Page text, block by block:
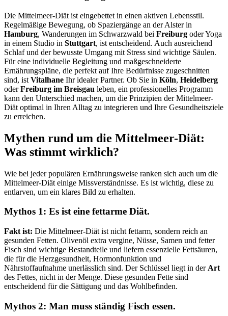
Die Mittelmeer-Diät ist eingebettet in einen aktiven Lebensstil.
Regelmäßige Bewegung, ob Spaziergänge an der Alster in
Hamburg, Wanderungen im Schwarzwald bei Freiburg oder Yoga
in einem Studio in Stuttgart, ist entscheidend. Auch ausreichend
Schlaf und der bewusste Umgang mit Stress sind wichtige Säulen.
Für eine individuelle Begleitung und maßgeschneiderte
Ernährungspläne, die perfekt auf Ihre Bedürfnisse zugeschnitten
sind, ist Vitalhane Ihr idealer Partner. Ob Sie in Köln, Heidelberg
oderFreiburg im Breisgau leben, ein professionelles Programm
kann den Unterschied machen, um die Prinzipien der Mittelmeer-
Diät optimal in Ihren Alltag zu integrieren und Ihre Gesundheitsziele
zu erreichen.
Mythen rund um die Mittelmeer-Diät:
Was stimmt wirklich?
Wie bei jeder populären Ernährungsweise ranken sich auch um die
Mittelmeer-Diät einige Missverständnisse. Es ist wichtig, diese zu
entlarven, um ein klares Bild zu erhalten.
Mythos 1: Es ist eine fettarme Diät.
Fakt ist: Die Mittelmeer-Diät ist nicht fettarm, sondern reich an
gesunden Fetten. Olivenöl extra vergine, Nüsse, Samen und fetter
Fisch sind wichtige Bestandteile und liefern essenzielle Fettsäuren,
die für die Herzgesundheit, Hormonfunktion und
Nährstoffaufnahme unerlässlich sind. Der Schlüssel liegt in der Art
des Fettes, nicht in der Menge. Diese gesunden Fette sind
entscheidend für die Sättigung und das Wohlbefinden.
Mythos 2: Man muss ständig Fisch essen.